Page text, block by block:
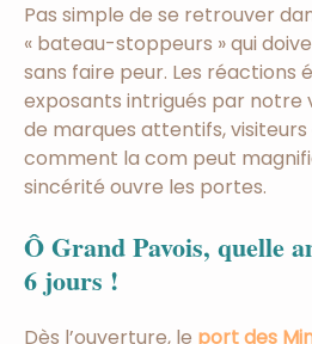
Pas simple de se retrouver
« bateau-stoppeurs » qui
sans faire peur. Les réactions
exposants intrigués par notre
de marques attentifs,
comment la com peut
sincérité ouvre les portes.
Ô Grand Pavois, quelle
6 jours !
Dès l’ouverture, le port des